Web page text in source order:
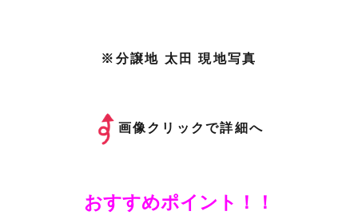
※分譲地 太田 現地写真
画像クリックで詳細へ
おすすめポイント！！